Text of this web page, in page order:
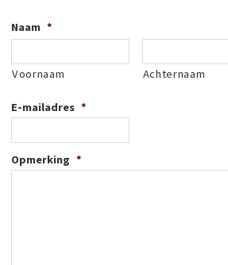
Naam *
Voornaam Achternaam
E-mailadres *
Opmerking *